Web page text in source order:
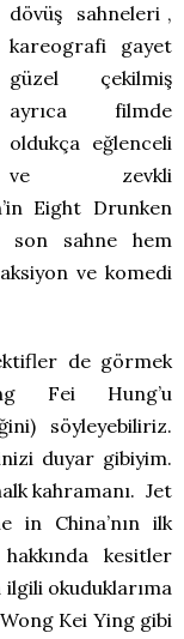
dövüş sahneleri ,
kareografi gayet
güzel çekilmiş
ayrıca filmde
oldukça eğlenceli
ve zevkli
Eight Drunken
son sahne hem
ve komedi
de görmek
Fei Hung’u
söyleyebiliriz.
duyar gibiyim.
kahramanı. Jet
in China’nın ilk
kesitler
okuduklarıma
Kei Ying gibi